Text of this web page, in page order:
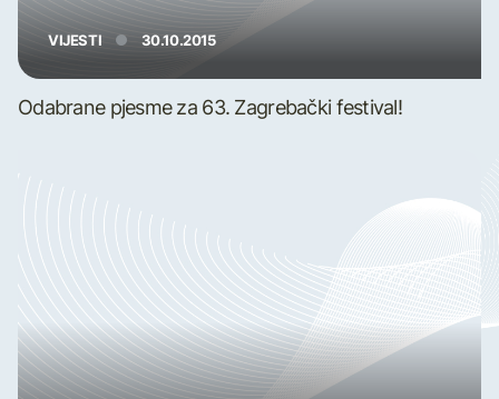
VIJESTI 30.10.2015
Odabrane pjesme za 63. Zagrebački festival!